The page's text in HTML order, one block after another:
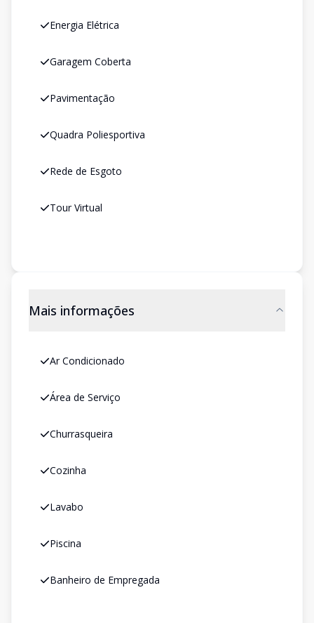
Energia Elétrica
Garagem Coberta
Pavimentação
Quadra Poliesportiva
Rede de Esgoto
Tour Virtual
Mais informações
Ar Condicionado
Área de Serviço
Churrasqueira
Cozinha
Lavabo
Piscina
Banheiro de Empregada